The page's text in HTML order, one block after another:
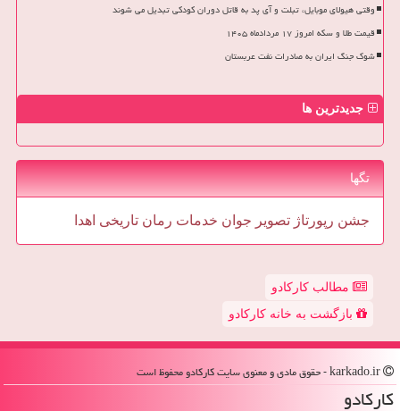
وقتی هیولای موبایل، تبلت و آی پد به قاتل دوران کودکی تبدیل می شوند
قیمت طلا و سکه امروز ۱۷ مردادماه ۱۴۰۵
شوک جنگ ایران به صادرات نفت عربستان
جدیدترین ها
تگها
جشن رپورتاژ تصویر جوان خدمات رمان تاریخی اهدا
مطالب کارکادو
بازگشت به خانه کارکادو
كاركادو